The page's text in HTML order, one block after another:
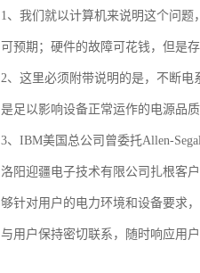
1、我们就以计算机来说明这个问
可预期；硬件的故障可花钱，但是
2、这里必须附带说明的是，不断
是足以影响设备正常运作的电源品
3、IBM美国总公司曾委托Allen-
洛阳迎疆电子技术有限公司扎根客
够针对用户的电力环境和设备要求
与用户保持密切联系，随时响应用